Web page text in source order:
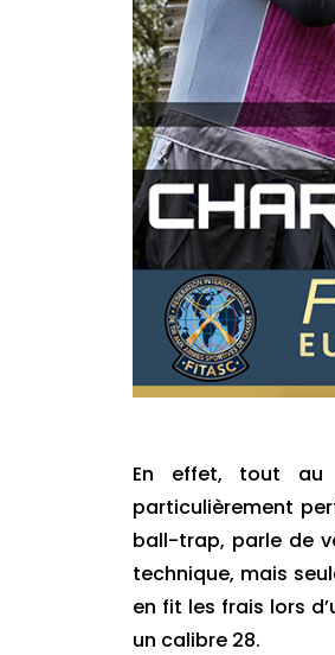
En effet, tout au
particulièrement
ball-trap, parle de
technique, mais
en fit les frais lors
un calibre 28.